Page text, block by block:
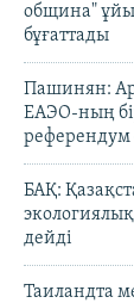
община"
бұғаттады
Пашинян:
ЕАЭО-ның
референдум
БАҚ:
дейді
Таиландта